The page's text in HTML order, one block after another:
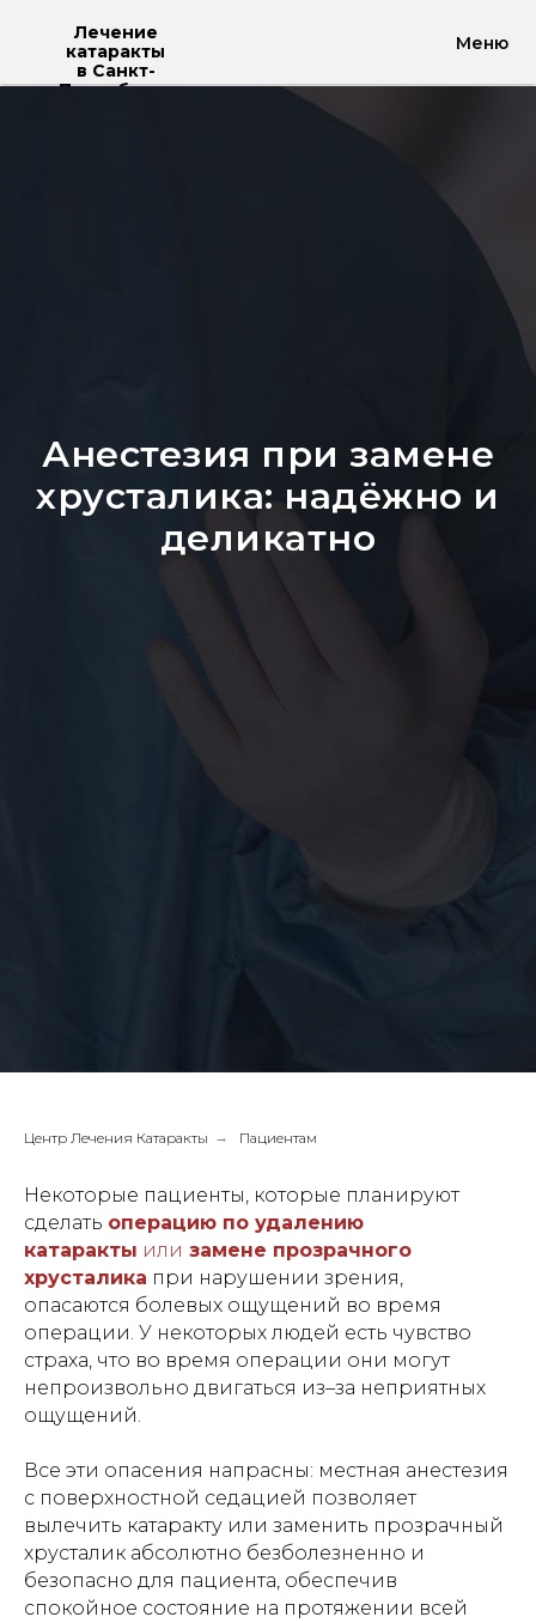
Меню
Лечение
катаракты
в Санкт-
Петербурге
Анестезия при замене
хрусталика: надёжно и
деликатно
Центр Лечения Катаракты → Пациентам
Некоторые пациенты, которые планируют
сделать операцию по удалению
катаракты или замене прозрачного
хрусталика при нарушении зрения,
опасаются болевых ощущений во время
операции. У некоторых людей есть чувство
страха, что во время операции они могут
непроизвольно двигаться из–за неприятных
ощущений.
Все эти опасения напрасны: местная анестезия
с поверхностной седацией позволяет
вылечить катаракту или заменить прозрачный
хрусталик абсолютно безболезненно и
безопасно для пациента, обеспечив
спокойное состояние на протяжении всей